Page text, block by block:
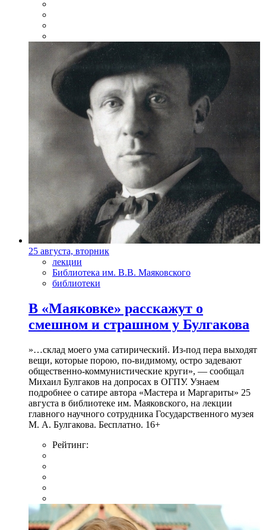
25 августа, вторник
лекции
Библиотека им. В.В. Маяковского
библиотеки
В «Маяковке» расскажут о
смешном и страшном у Булгакова
»…склад моего ума сатирический. Из-под пера выходят
вещи, которые порою, по-видимому, остро задевают
общественно-коммунистические круги», — сообщал
Михаил Булгаков на допросах в ОГПУ. Узнаем
подробнее о сатире автора «Мастера и Маргариты» 25
августа в библиотеке им. Маяковского, на лекции
главного научного сотрудника Государственного музея
М. А. Булгакова. Бесплатно. 16+
Рейтинг: